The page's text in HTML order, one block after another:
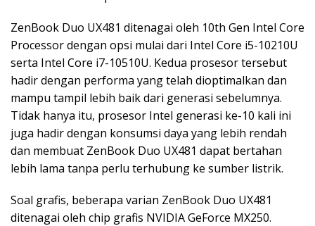
ZenBook Duo UX481 ditenagai oleh 10th Gen Intel Core
Processor dengan opsi mulai dari Intel Core i5-10210U
serta Intel Core i7-10510U. Kedua prosesor tersebut
hadir dengan performa yang telah dioptimalkan dan
mampu tampil lebih baik dari generasi sebelumnya.
Tidak hanya itu, prosesor Intel generasi ke-10 kali ini
juga hadir dengan konsumsi daya yang lebih rendah
dan membuat ZenBook Duo UX481 dapat bertahan
lebih lama tanpa perlu terhubung ke sumber listrik.
Soal grafis, beberapa varian ZenBook Duo UX481
ditenagai oleh chip grafis NVIDIA GeForce MX250.